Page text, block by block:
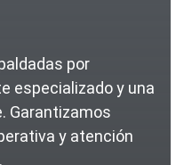
por
especializado y una
Garantizamos
y atención